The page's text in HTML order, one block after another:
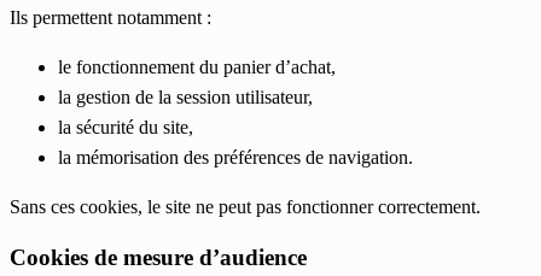
Ils permettent notamment :
le fonctionnement du panier d’achat,
la gestion de la session utilisateur,
la sécurité du site,
la mémorisation des préférences de navigation.
Sans ces cookies, le site ne peut pas fonctionner correctement.
Cookies de mesure d’audience